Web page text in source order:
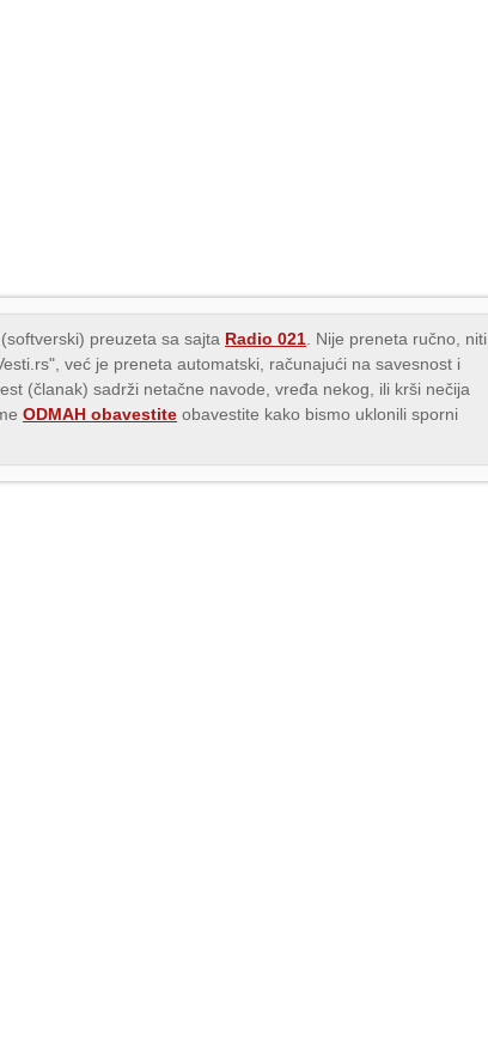
preuzeta sa sajta Radio 021 . Nije preneta ručno, niti
već je preneta automatski, računajući na savesnost i
(članak) sadrži netačne navode, vređa nekog, ili krši nečija
ODMAH obavestite obavestite kako bismo uklonili sporni